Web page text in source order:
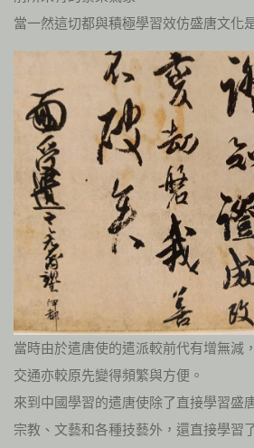
當一然這切都與積極學習效仿盛唐文化
當時由於遣唐使的遣派較前代有增無減，
交通亦較原先變得頻繁與方便。
來到中國學習的遣唐使除了直接學習盛
宗教、文藝和各種技藝外，還直接學習